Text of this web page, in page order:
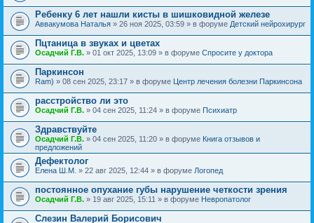
Ребенку 6 лет нашли кисты в шишковидной железе
Аввакумова Наталья » 26 ноя 2025, 03:59 » в форуме Детский нейрохирург
Пцтаница в звуках и цветах
Осадчий Г.В. » 01 окт 2025, 13:09 » в форуме Спросите у доктора
Паркинсон
Ram) » 08 сен 2025, 23:17 » в форуме Центр лечения болезни Паркинсона
расстройство ли это
Осадчий Г.В. » 04 сен 2025, 11:24 » в форуме Психиатр
Здравствуйте
Осадчий Г.В. » 04 сен 2025, 11:20 » в форуме Книга отзывов и
предложений
Дефектолог
Елена Ш.М. » 22 авг 2025, 12:44 » в форуме Логопед
постоянное опухание губы нарушение четкости зрения
Осадчий Г.В. » 19 авг 2025, 15:11 » в форуме Невропатолог
Слезин Валерий Борисович